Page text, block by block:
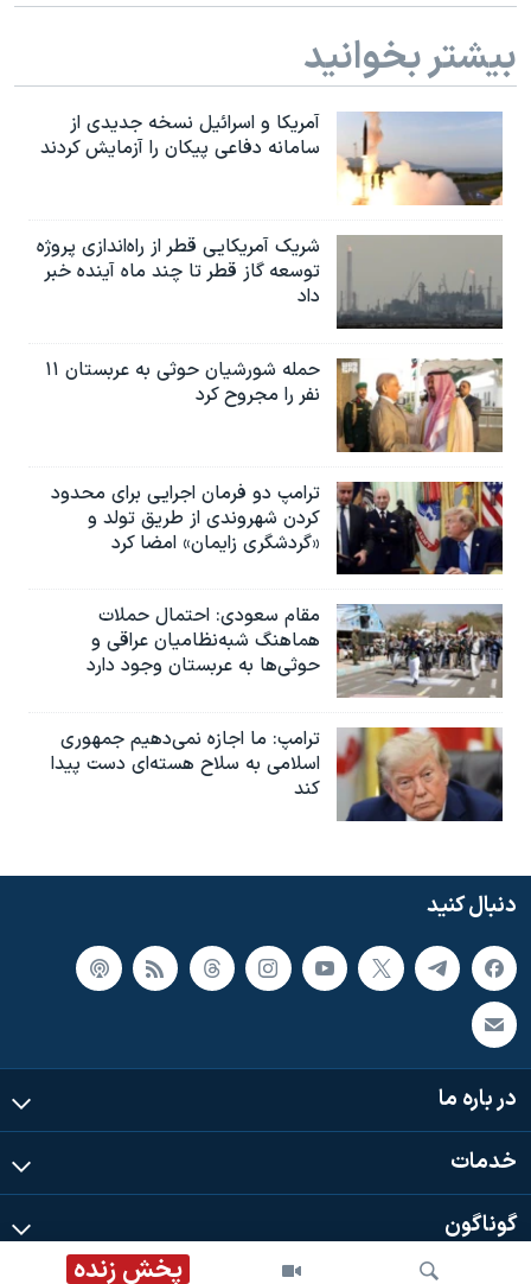
پخش زنده
بیشتر بخوانید
آمریکا و اسرائیل نسخه جدیدی از
سامانه دفاعی پیکان را آزمایش کردند
شریک آمریکایی قطر از راه‌اندازی پروژه
توسعه گاز قطر تا چند ماه آینده خبر
داد
حمله شورشیان حوثی به عربستان ۱۱
نفر را مجروح کرد
ترامپ دو فرمان اجرایی برای محدود
کردن شهروندی از طریق تولد و
«گردشگری زایمان» امضا کرد
مقام سعودی: احتمال حملات
هماهنگ شبه‌نظامیان عراقی و
حوثی‌ها به عربستان وجود دارد
ترامپ: ما اجازه نمی‌دهیم جمهوری
اسلامی به سلاح هسته‌ای دست پیدا
کند
دنبال کنید
در باره ما
خدمات
گوناگون